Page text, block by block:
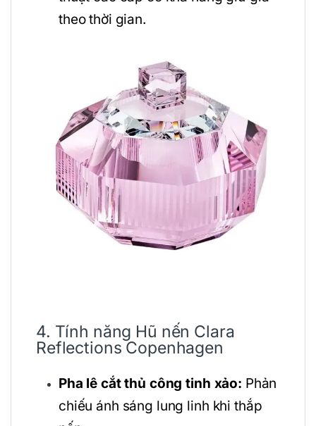
theo thời gian.
4. Tính năng Hũ nến Clara
Reflections Copenhagen
Pha lê cắt thủ công tinh xảo: Phản
chiếu ánh sáng lung linh khi thắp